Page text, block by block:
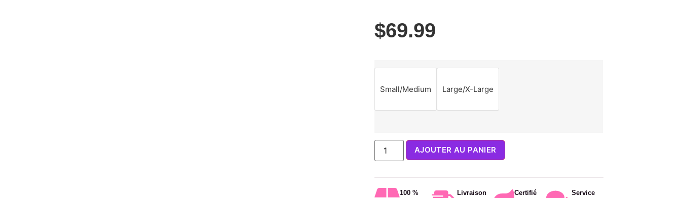
$69.99
Small/Medium Large/X-Large
AJOUTER AU PANIER
100 %
Livraison
Certifié
Service